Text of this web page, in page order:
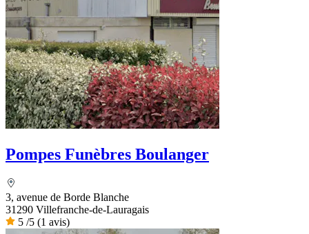
Pompes Funèbres Boulanger
3, avenue de Borde Blanche
31290 Villefranche-de-Lauragais
5 /5 (1 avis)